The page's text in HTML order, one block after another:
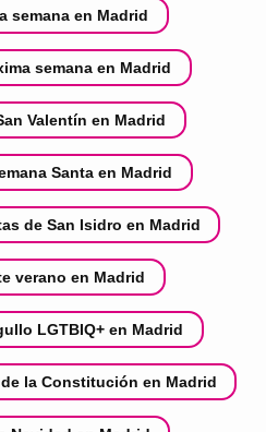
semana en Madrid
semana en Madrid
Valentín en Madrid
Santa en Madrid
de San Isidro en Madrid
verano en Madrid
LGTBIQ+ en Madrid
la Constitución en Madrid